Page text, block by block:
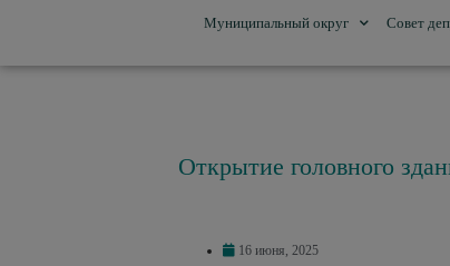
Муниципальный округ Совет
Открытие головного
16 июня, 2025